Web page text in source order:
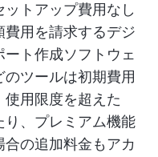
トアップ費用なし
用を請求するデジ
ト作成ソフトウェ
ツールは初期費用
用限度を超えた
り、プレミアム機能
の追加料金もアカ